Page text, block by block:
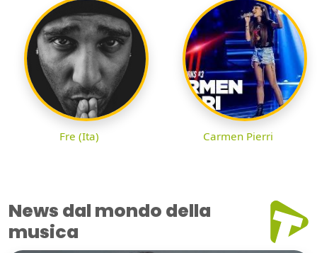
Fre (Ita) Carmen Pierri
News dal mondo della
musica